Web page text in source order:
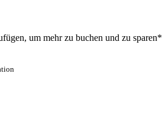
um mehr zu buchen und zu sparen*